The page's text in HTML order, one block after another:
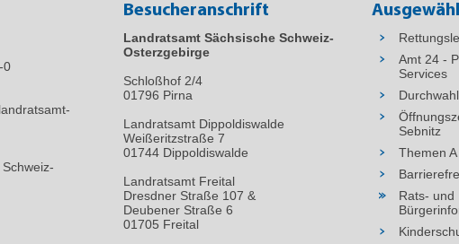
0
Besucheranschrift
Landratsamt Sächsische Schweiz-
Osterzgebirge
Schloßhof 2/4
01796 Pirna
Landratsamt Dippoldiswalde
Weißeritzstraße 7
01744 Dippoldiswalde
Landratsamt Freital
Dresdner Straße 107 &
Deubener Straße 6
01705 Freital
Amt 24 -
Services
Sebnitz
Themen A
Rats- und